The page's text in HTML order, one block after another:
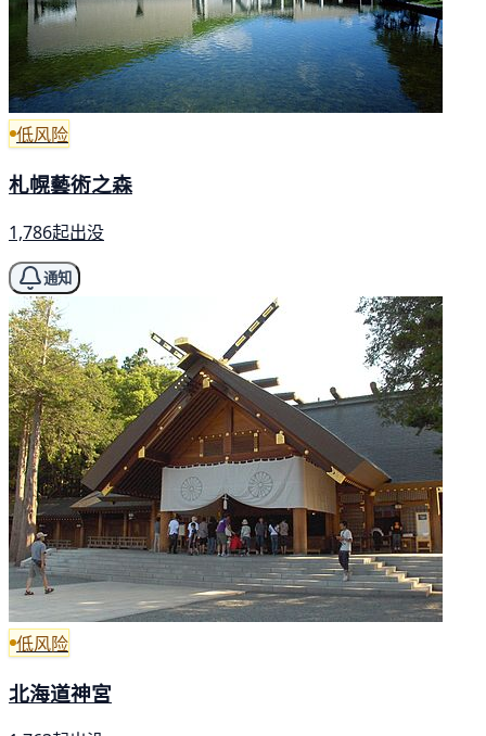
低风险
札幌藝術之森
1,786起出没
通知
低风险
北海道神宮